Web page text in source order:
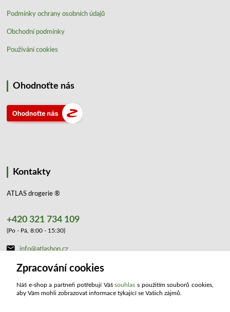
Podmínky ochrany osobních údajů
Obchodní podmínky
Používání cookies
Ohodnoťte nás
Kontakty
ATLAS drogerie ®
+420 321 734 109
(Po - Pá, 8:00 - 15:30)
info@atlashop.cz
Zpracování cookies
Náš e-shop a partneři potřebují Vášsouhlas s použitím souborů cookies,
aby Vám mohli zobrazovat informace týkající se Vašich zájmů.